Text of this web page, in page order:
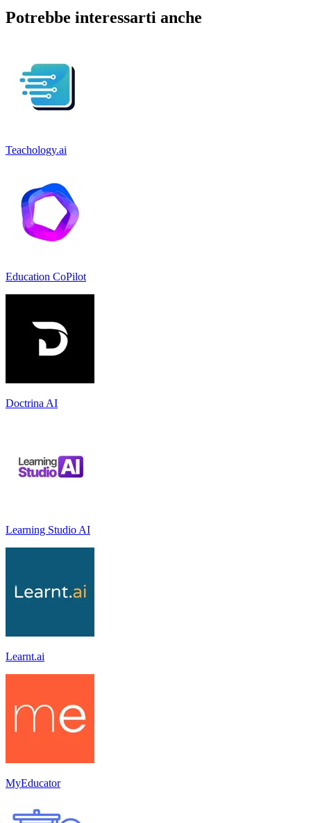
Potrebbe interessarti anche
Teachology.ai
Education CoPilot
Doctrina AI
Learning Studio AI
Learnt.ai
MyEducator